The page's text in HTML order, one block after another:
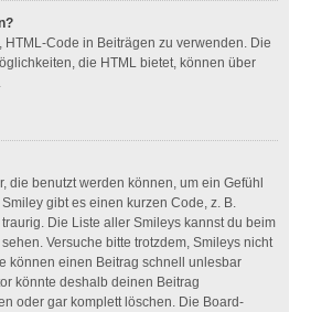
HTML-Code in Beiträgen zu verwenden. Die
die HTML bietet, können über
die benutzt werden können, um ein Gefühl
gibt es einen kurzen Code, z. B.
Die Liste aller Smileys kannst du beim
Versuche bitte trotzdem, Smileys nicht
können einen Beitrag schnell unlesbar
könnte deshalb deinen Beitrag
oder gar komplett löschen. Die Board-